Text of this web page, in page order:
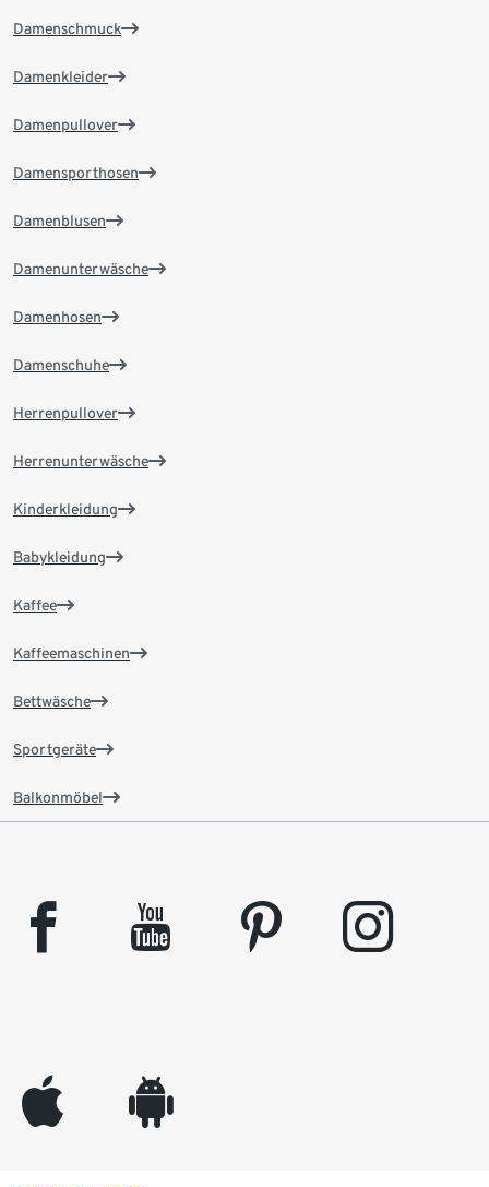
Damenschmuck
Damenkleider
Damenpullover
Damensporthosen
Damenblusen
Damenunterwäsche
Damenhosen
Damenschuhe
Herrenpullover
Herrenunterwäsche
Kinderkleidung
Babykleidung
Kaffee
Kaffeemaschinen
Bettwäsche
Sportgeräte
Balkonmöbel
facebook youtube pinterest instagram
appleinc android